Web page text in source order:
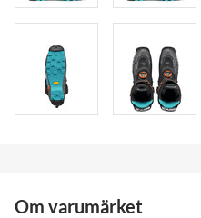
Om varumärket